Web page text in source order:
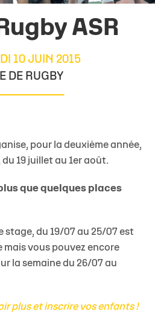
ASR
10 JUIN 2015
DE RUGBY
pour la deuxième année,
du 19 juillet au 1er août.
que quelques places
stage, du 19/07 au 25/07 est
mais vous pouvez encore
la semaine du 26/07 au
plus et inscrire vos enfants !